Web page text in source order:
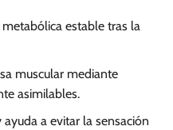
estable tras la
muscular mediante
asimilables.
a evitar la sensación